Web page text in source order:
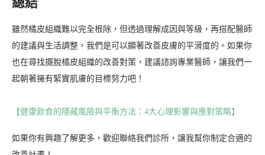
雖然橘皮組織難以完全根除，但透過理解成因與等級，再搭配醫師
的建議與生活調整，我們是可以顯著改善皮膚的平滑度的。如果你
也在尋找擺脫橘皮組織的改善對策，建議諮詢專業醫師，讓我們一
起朝著擁有緊實肌膚的目標努力吧！
【健康飲食的隱藏風險與平衡方法：4大心理影響與應對策略】
如果你有興趣了解更多，歡迎聯絡我們診所，讓我幫你制定合適的